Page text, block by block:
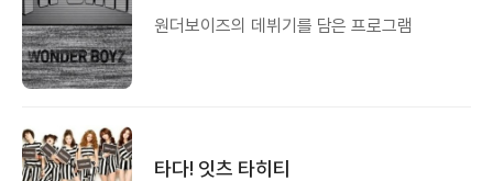
원더보이즈의 데뷔기를 담은 프로그램
타다! 잇츠 타히티